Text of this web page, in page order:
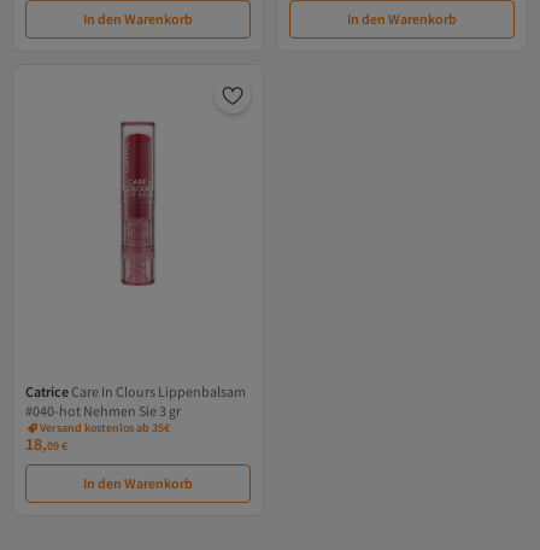
In den Warenkorb In den Warenkorb
CatriceCare In Clours Lippenbalsam
#040-hot Nehmen Sie 3 gr
Versand kostenlos ab 35€
18,09€
In den Warenkorb